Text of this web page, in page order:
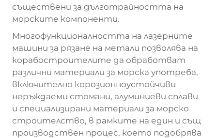
съществени за дълготрайността на
морските компоненти.
Многофункционалността на лазерните
машини за рязане на метали позволява на
корабостроителите да обработват
различни материали за морска употреба,
включително корозионноустойчиви
неръждаеми стомани, алуминиеви сплави
и специализирани материали за морско
строителство, в рамките на един и същ
производствен процес, което подобрява